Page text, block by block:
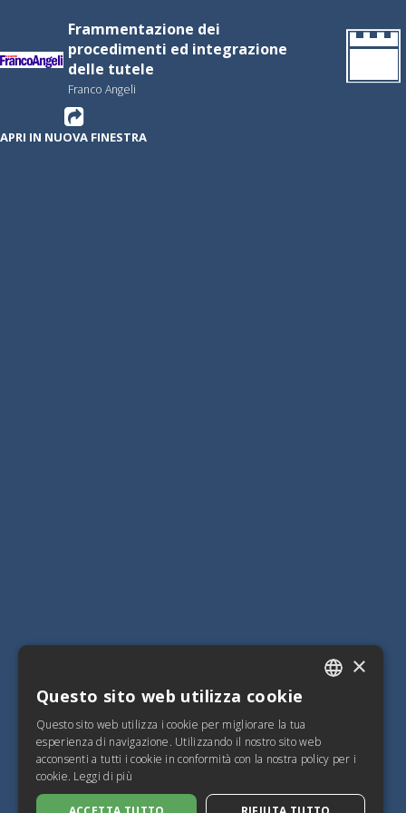
Frammentazione dei
procedimenti ed integrazione
delle tutele
Franco Angeli
APRI IN NUOVA FINESTRA
FRENCH
ENGLISH
×
Questo sito web utilizza cookie
Questo sito web utilizza i cookie per migliorare la tua
esperienza di navigazione. Utilizzando il nostro sito web
acconsenti a tutti i cookie in conformità con la nostra policy per i
cookie. Leggi di più